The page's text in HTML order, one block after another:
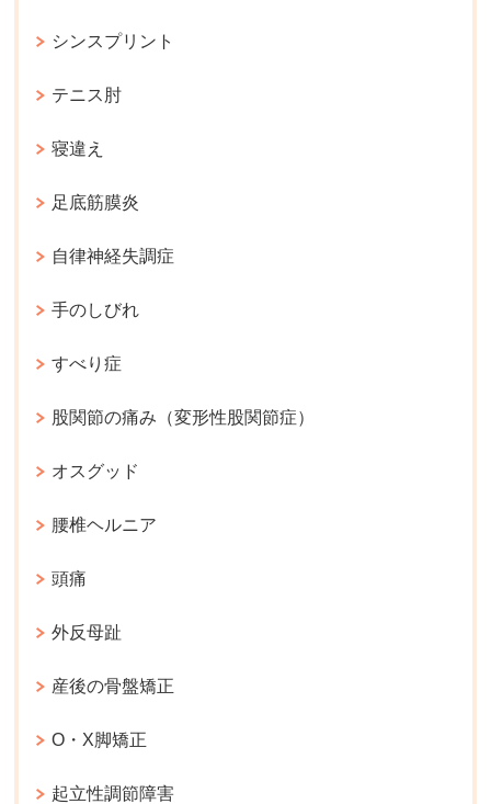
シンスプリント
テニス肘
寝違え
足底筋膜炎
自律神経失調症
手のしびれ
すべり症
股関節の痛み（変形性股関節症）
オスグッド
腰椎ヘルニア
頭痛
外反母趾
産後の骨盤矯正
O・X脚矯正
起立性調節障害